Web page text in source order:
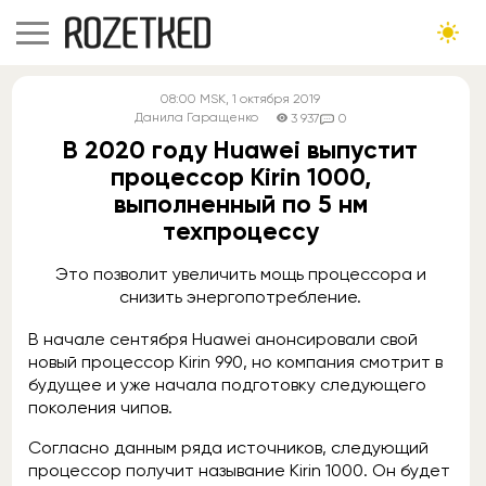
08:00 MSK, 1 октября 2019
Данила Гаращенко
3 937 0
В 2020 году Huawei выпустит
процессор Kirin 1000,
выполненный по 5 нм
техпроцессу
Это позволит увеличить мощь процессора и
снизить энергопотребление.
В начале сентября Huawei анонсировали свой
новый процессор Kirin 990, но компания смотрит в
будущее и уже начала подготовку следующего
поколения чипов.
Согласно данным ряда источников, следующий
процессор получит называние Kirin 1000. Он будет